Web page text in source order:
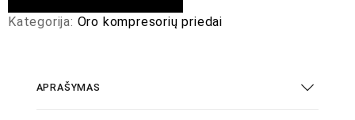
Kategorija: Oro kompresorių priedai
APRAŠYMAS